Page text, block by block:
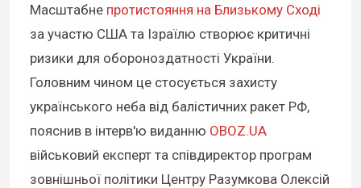
Масштабне протистояння на Близькому Сході
за участю США та Ізраїлю створює критичні
ризики для обороноздатності України.
Головним чином це стосується захисту
українського неба від балістичних ракет РФ,
пояснив в інтерв'ю виданню OBOZ.UA
військовий експерт та співдиректор програм
зовнішньої політики Центру Разумкова Олексій